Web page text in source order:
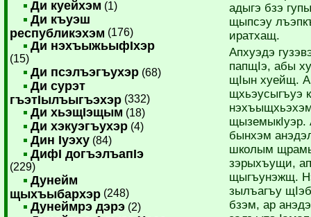
Ди куейхэм (1)
Ди къуэш
республикэхэм (176)
Ди нэхъыжьыфIхэр
(15)
Ди псэлъэгъухэр (68)
Ди сурэт
гъэтIылъыгъэхэр (332)
Ди хьэщIэщым (18)
Ди хэкуэгъухэр (4)
Дин Iуэху (84)
ДифI догъэлъапIэ
(229)
Дунейм
щыхъыбархэр (248)
Дунеймрэ дэрэ (2)
адыгэ бзэ
щыпсэу
иратхащ.
Апхуэдэ
папщIэ, абы
щIын хуейщ.
щхьэусыгъуэ
щыземыкIуэр.
бынхэм
школым
зэрыхъущи,
щыгъунэжщ.
зылъагъу
бзэм, ар